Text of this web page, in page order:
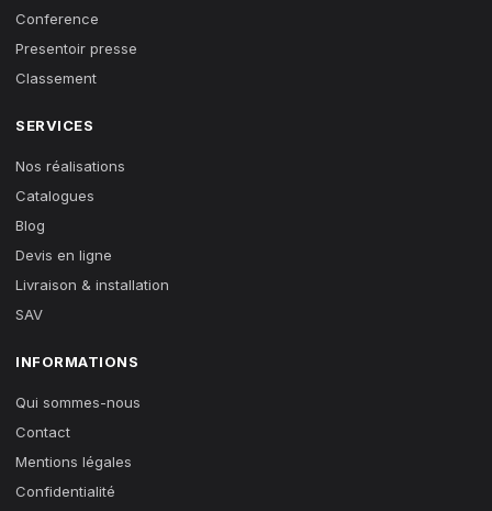
Conference
Presentoir presse
Classement
SERVICES
Nos réalisations
Catalogues
Blog
Devis en ligne
Livraison & installation
SAV
INFORMATIONS
Qui sommes-nous
Contact
Mentions légales
Confidentialité